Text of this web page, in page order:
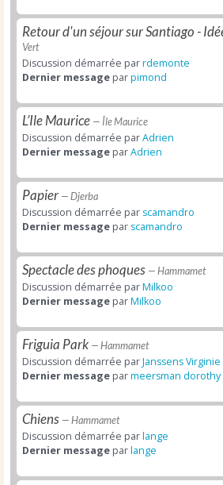
Retour d'un séjour sur Santiago -
Vert
Discussion démarrée parrdemonte
Dernier message parpimond
L’Ile Maurice — Île Maurice
Discussion démarrée parAdrien
Dernier message parAdrien
Papier — Djerba
Discussion démarrée par scamandro
Dernier message par scamandro
Spectacle des phoques — Hammamet
Discussion démarrée parMilkoo
Dernier message parMilkoo
Friguia Park — Hammamet
Discussion démarrée parJanssens Virginie
Dernier message parmeersman dorothy
Chiens — Hammamet
Discussion démarrée parlange
Dernier message parlange